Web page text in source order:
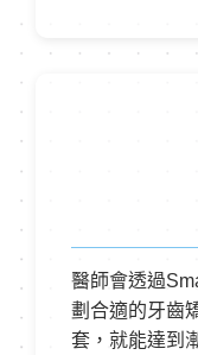
醫師會透過
劃合適的牙齒
套，就能達到